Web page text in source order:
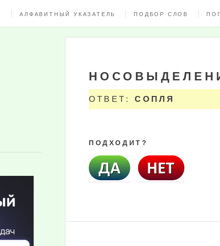
АЛФАВИТНЫЙ УКАЗАТЕЛЬ ПОДБОР СЛОВ
ОТВЕТ:СОПЛЯ
ПОДХОДИТ?